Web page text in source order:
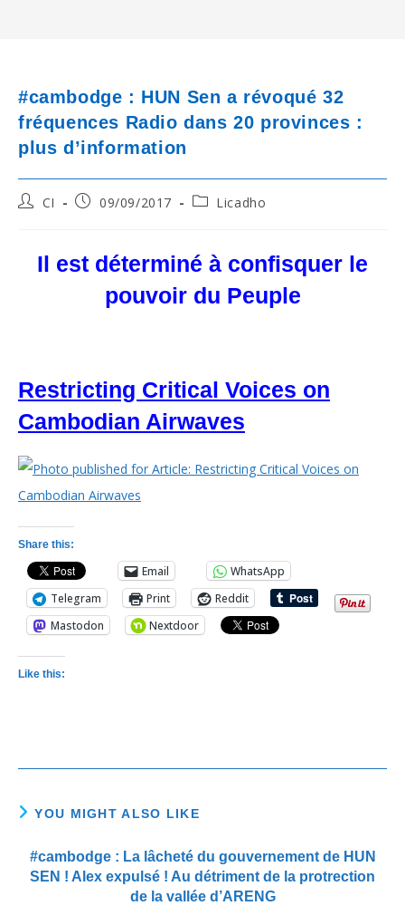
#cambodge : HUN Sen a révoqué 32
fréquences Radio dans 20 provinces :
plus d’information
PostCI
Post09/09/2017
PostLicadho
Il est déterminé à confisquer le
pouvoir du Peuple
Restricting Critical Voices on
Cambodian Airwaves
Share this:
Email
WhatsApp
Telegram
Print
Reddit
Mastodon
Nextdoor
Like this:
YOU MIGHT ALSO LIKE
#cambodge : La lâcheté du gouvernement de HUN
SEN ! Alex expulsé ! Au détriment de la protrection
de la vallée d’ARENG